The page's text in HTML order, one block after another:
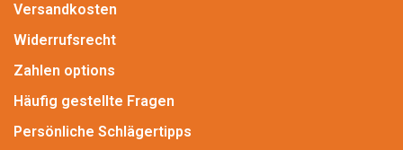
Versandkosten
Widerrufsrecht
Zahlen options
Häufig gestellte Fragen
Persönliche Schlägertipps